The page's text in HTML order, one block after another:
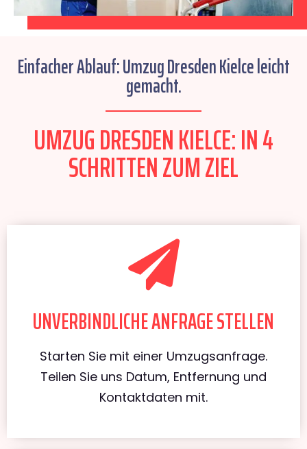
Einfacher Ablauf: Umzug Dresden Kielce leicht
gemacht.
UMZUG DRESDEN KIELCE: IN 4
SCHRITTEN ZUM ZIEL
UNVERBINDLICHE ANFRAGE STELLEN
Starten Sie mit einer Umzugsanfrage.
Teilen Sie uns Datum, Entfernung und
Kontaktdaten mit.